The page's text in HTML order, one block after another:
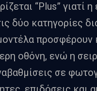
“Plus” γιατί η
δύο κατηγορίες
προσφέρουν
οθόνη, ενώ η
σε